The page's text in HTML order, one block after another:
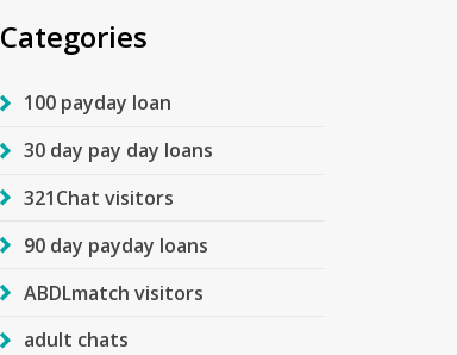
Categories
100 payday loan
30 day pay day loans
321Chat visitors
90 day payday loans
ABDLmatch visitors
adult chats